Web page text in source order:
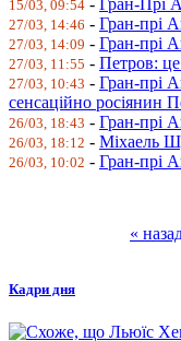
15/03, 09:54 - Гран-Прі
27/03, 14:46 - Гран-прі
27/03, 14:09 - Гран-прі
27/03, 11:55 - Петров:
27/03, 10:43 - Гран-прі
сенсаційно росіянин
26/03, 18:43 - Гран-прі
26/03, 18:12 - Міхаель
26/03, 10:02 - Гран-прі
«
Кадри дня